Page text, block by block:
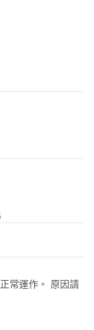
常運作。 原因請